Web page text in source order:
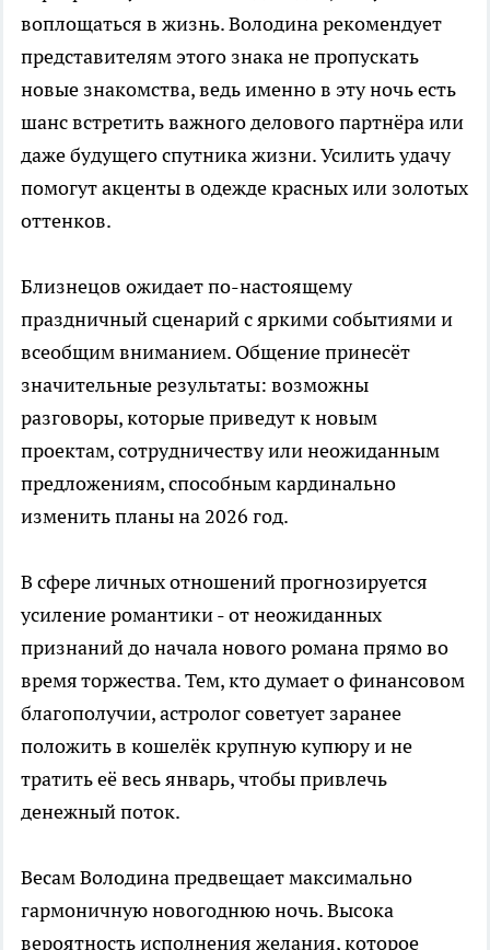
воплощаться в жизнь. Володина рекомендует
представителям этого знака не пропускать
новые знакомства, ведь именно в эту ночь есть
шанс встретить важного делового партнёра или
даже будущего спутника жизни. Усилить удачу
помогут акценты в одежде красных или золотых
оттенков.
Близнецов ожидает по-настоящему
праздничный сценарий с яркими событиями и
всеобщим вниманием. Общение принесёт
значительные результаты: возможны
разговоры, которые приведут к новым
проектам, сотрудничеству или неожиданным
предложениям, способным кардинально
изменить планы на 2026 год.
В сфере личных отношений прогнозируется
усиление романтики - от неожиданных
признаний до начала нового романа прямо во
время торжества. Тем, кто думает о финансовом
благополучии, астролог советует заранее
положить в кошелёк крупную купюру и не
тратить её весь январь, чтобы привлечь
денежный поток.
Весам Володина предвещает максимально
гармоничную новогоднюю ночь. Высока
вероятность исполнения желания, которое